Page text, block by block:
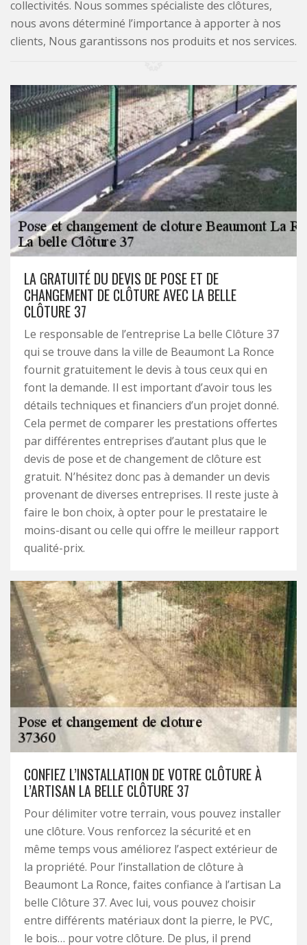
collectivités. Nous sommes spécialiste des clôtures,
nous avons déterminé l’importance à apporter à nos
clients, Nous garantissons nos produits et nos services.
LA GRATUITÉ DU DEVIS DE POSE ET DE
CHANGEMENT DE CLÔTURE AVEC LA BELLE
CLÔTURE 37
Le responsable de l’entreprise La belle Clôture 37
qui se trouve dans la ville de Beaumont La Ronce
fournit gratuitement le devis à tous ceux qui en
font la demande. Il est important d’avoir tous les
détails techniques et financiers d’un projet donné.
Cela permet de comparer les prestations offertes
par différentes entreprises d’autant plus que le
devis de pose et de changement de clôture est
gratuit. N’hésitez donc pas à demander un devis
provenant de diverses entreprises. Il reste juste à
faire le bon choix, à opter pour le prestataire le
moins-disant ou celle qui offre le meilleur rapport
qualité-prix.
CONFIEZ L’INSTALLATION DE VOTRE CLÔTURE À
L’ARTISAN LA BELLE CLÔTURE 37
Pour délimiter votre terrain, vous pouvez installer
une clôture. Vous renforcez la sécurité et en
même temps vous améliorez l’aspect extérieur de
la propriété. Pour l’installation de clôture à
Beaumont La Ronce, faites confiance à l’artisan La
belle Clôture 37. Avec lui, vous pouvez choisir
entre différents matériaux dont la pierre, le PVC,
le bois… pour votre clôture. De plus, il prend